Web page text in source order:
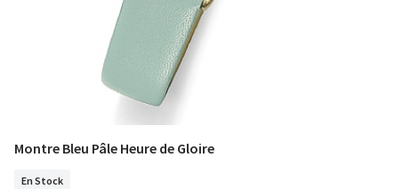
COMMANDER
Montre Bleu Pâle Heure de Gloire
En Stock